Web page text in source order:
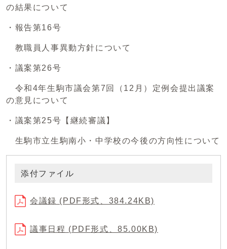
の結果について
・報告第16号
教職員人事異動方針について
・議案第26号
令和4年生駒市議会第7回（12月）定例会提出議案
の意見について
・議案第25号【継続審議】
生駒市立生駒南小・中学校の今後の方向性について
添付ファイル
会議録 (PDF形式、384.24KB)
議事日程 (PDF形式、85.00KB)